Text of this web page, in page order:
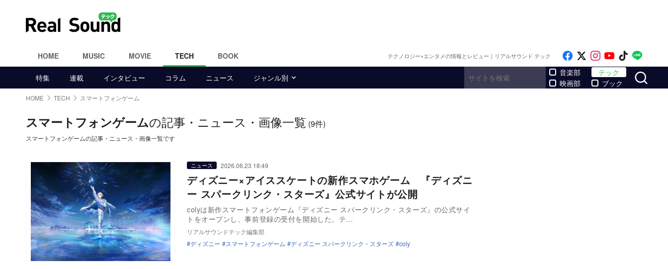
HOME MUSIC MOVIE TECH BOOK テクノロジー×エンタメの情報とレビュー｜リアルサウンド テック Like on Facebook
Follow on x
Follow on
Follow on
Follow
特集 連載 インタビュー コラム ニュース ジャンル別
音楽部
映画部
テック
ブック
HOME TECH スマートフォンゲーム
スマートフォンゲームの記事・ニュース・画像一覧 (9件)
スマートフォンゲームの記事・ニュース・画像一覧です
ニュース 2026.06.23 18:49
ディズニー×アイススケートの新作スマホゲーム 『ディズニ
ー スパークリンク・スターズ』公式サイトが公開
colyは新作スマートフォンゲーム『ディズニー スパークリンク・スターズ』の公式サイ
トをオープンし、事前登録の受付を開始した。テ…
リアルサウンドテック編集部
ディズニー
スマートフォンゲーム ディズニー スパークリンク・スターズ coly